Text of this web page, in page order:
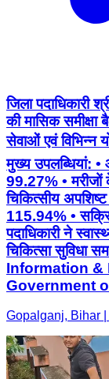
जिला पदाधिकारी
की मासिक
सेवाओं एवं विभिन्न
मुख्य उपलब्धियां:
99.27% •
चिकित्सीय
115.94% •
पदाधिकारी ने
चिकित्सा सुविधा
Information &
Government
Gopalganj, Bihar